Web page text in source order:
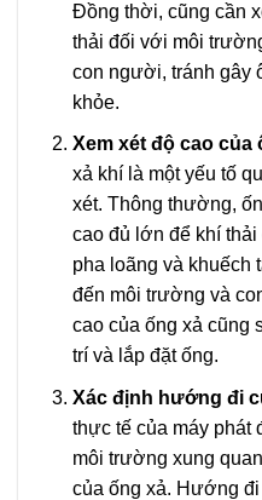
Đồng thời, cũng cần
thải đối với môi
con người, tránh gây
khỏe.
Xem xét độ cao của
xả khí là một yếu tố
xét. Thông thường,
cao đủ lớn để khí
pha loãng và khuếch
đến môi trường và
cao của ống xả cũng
trí và lắp đặt ống.
Xác định hướng đi
thực tế của máy phát
môi trường xung
của ống xả. Hướng